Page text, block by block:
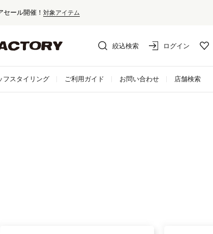
ール開催！ 対象アイテム
く
絞込検索 ログイン
フスタイリング ご利用ガイド お問い合わせ 店舗検索